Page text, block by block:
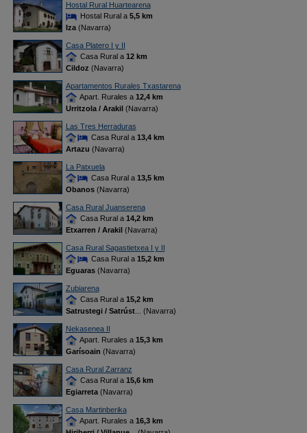
Hostal Rural Huartearena
Hostal Rural a 5,5 km
Iza(Navarra)
Casa Platero I y II
Casa Rural a 12 km
Cildoz (Navarra)
Apartamentos Rurales Txastarena
Apart. Rurales a 12,4 km
Urritzola / Arakil(Navarra)
Las Tres Herraduras
Casa Rural a 13,4 km
Artazu (Navarra)
La Patxuela
Casa Rural a 13,5 km
Obanos(Navarra)
Casa Rural Juanserena
Casa Rural a 14,2 km
Etxarren / Arakil(Navarra)
Casa Rural Sagastietxea I y II
Casa Rural a 15,2 km
Eguaras(Navarra)
Zubiarena
Casa Rural a 15,2 km
Satrustegi / Satrúst... (Navarra)
Nekasenea II
Apart. Rurales a 15,3 km
Garísoain (Navarra)
Casa Rural Zarranz
Casa Rural a 15,6 km
Egiarreta(Navarra)
Casa Martinberika
Apart. Rurales a 16,3 km